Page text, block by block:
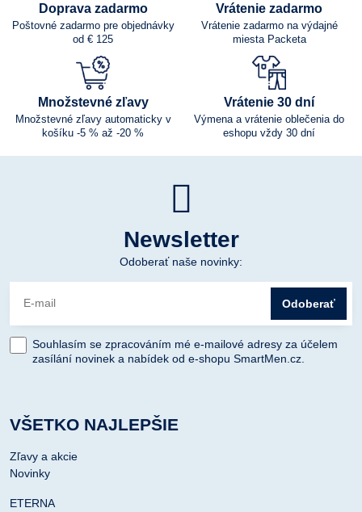
Doprava zadarmo
Poštovné zadarmo pre objednávky
od € 125
Vrátenie zadarmo
Vrátenie zadarmo na výdajné
miesta Packeta
Množstevné zľavy
Množstevné zľavy automaticky v
košíku -5 % až -20 %
Vrátenie 30 dní
Výmena a vrátenie oblečenia do
eshopu vždy 30 dní
Newsletter
Odoberať naše novinky:
Odoberať
Souhlasím se zpracováním mé e-mailové adresy za účelem
zasílání novinek a nabídek od e-shopu SmartMen.cz.
VŠETKO NAJLEPŠIE
Zľavy a akcie
Novinky
ETERNA